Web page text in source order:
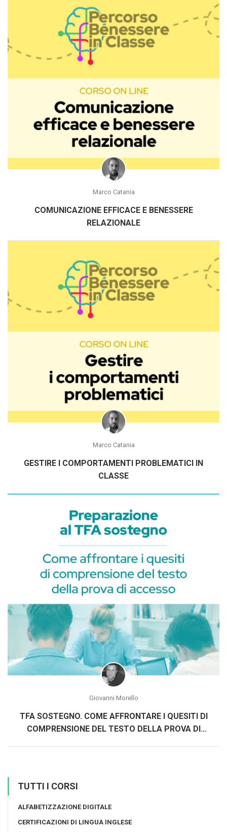
Marco Catania
COMUNICAZIONE EFFICACE E BENESSERE
RELAZIONALE
Marco Catania
GESTIRE I COMPORTAMENTI PROBLEMATICI IN
CLASSE
Giovanni Morello
TFA SOSTEGNO. COME AFFRONTARE I QUESITI DI
COMPRENSIONE DEL TESTO DELLA PROVA DI
TUTTI I CORSI
ALFABETIZZAZIONE DIGITALE
CERTIFICAZIONI DI LINGUA INGLESE